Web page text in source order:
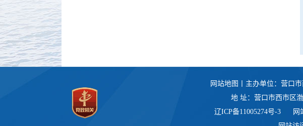
网站地图 丨主办单位：营口
地 址：营口市西市区
辽ICP备11005274号-3
网